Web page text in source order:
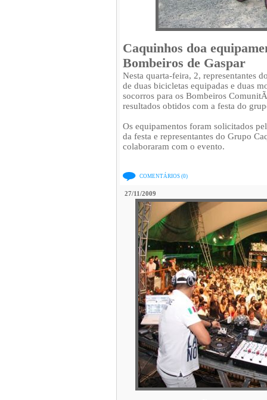
Caquinhos doa
Bombeiros de Gaspar
Nesta quarta-feira, 2, representantes
de duas bicicletas equipadas e duas
socorros para os Bombeiros
resultados obtidos com a festa do
Os equipamentos foram solicitados
da festa e representantes do Grupo
colaboraram com o evento.
COMENTÁRIOS (0)
27/11/2009